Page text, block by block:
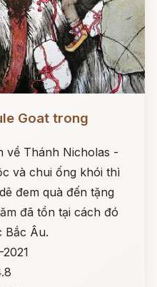
Goat trong
về Thánh Nicholas -
và chui ống khói thì
đem quà đến tặng
đã tồn tại cách đó
Bắc Âu.